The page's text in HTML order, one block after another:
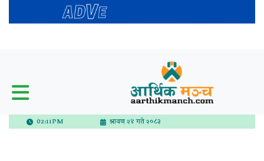
02:11PM श्रावण २४ गते २०८३